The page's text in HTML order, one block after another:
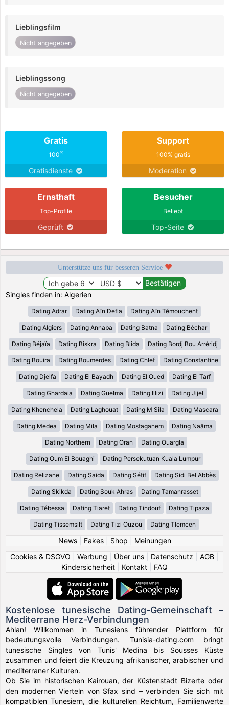
Lieblingsfilm
Nicht angegeben
Lieblingssong
Nicht angegeben
Gratis
100%
Gratisdienste
Support
100% gratis
Moderation
Ernsthaft
Top-Profile
Geprüft
Besucher
Beliebt
Top-Seite
Unterstütze uns für besseren Service
Singles finden in: Algerien
Dating Adrar Dating Aïn Defla Dating Aïn Témouchent
Dating Algiers Dating Annaba Dating Batna Dating Béchar
Dating Béjaïa Dating Biskra Dating Blida Dating Bordj Bou Arréridj
Dating Bouira Dating Boumerdes Dating Chlef Dating Constantine
Dating Djelfa Dating El Bayadh Dating El Oued Dating El Tarf
Dating Ghardaia Dating Guelma Dating Illizi Dating Jijel
Dating Khenchela Dating Laghouat Dating M Sila Dating Mascara
Dating Medea Dating Mila Dating Mostaganem Dating Naâma
Dating Northern Dating Oran Dating Ouargla
Dating Oum El Bouaghi Dating Persekutuan Kuala Lumpur
Dating Relizane Dating Saida Dating Sétif Dating Sidi Bel Abbès
Dating Skikda Dating Souk Ahras Dating Tamanrasset
Dating Tébessa Dating Tiaret Dating Tindouf Dating Tipaza
Dating Tissemsilt Dating Tizi Ouzou Dating Tlemcen
News| Fakes| Shop
Meinungen
Cookies & DSGVO
Werbung Über uns Datenschutz AGB
Kindersicherheit
Kontakt FAQ
Kostenlose tunesische Dating-Gemeinschaft –
Mediterrane Herz-Verbindungen
Ahlan! Willkommen in Tunesiens führender Plattform für
bedeutungsvolle Verbindungen. Tunisia-dating.com bringt
tunesische Singles von Tunis' Medina bis Sousses Küste
zusammen und feiert die Kreuzung afrikanischer, arabischer und
mediterraner Kulturen.
Ob Sie im historischen Kairouan, der Küstenstadt Bizerte oder
den modernen Vierteln von Sfax sind – verbinden Sie sich mit
kompatiblen Tunesiern, die kulturellen Reichtum, Familienwerte